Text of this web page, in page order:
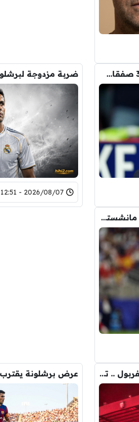
سوق انتقالات برشلونة حتى الآن .. 3 صفقات و 5 راحلين
2026/08/07 - 12:51
برشلونة يعرض صفقة تبادلية على مانشستر سيتي
رومانو : برشلونة يُعير أراوخو الى ليفربول .. تفاصيل الصفقة